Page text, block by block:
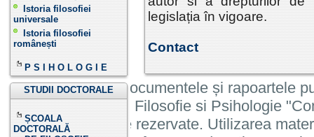
Istoria filosofiei
universale
Istoria filosofiei
românești
P S I H O L O G I E
STUDII DOCTORALE
ȘCOALA
DOCTORALĂ
legislația în vigoare.
Contact
Informatiile, documentele și rapoartele
Institutului de Filosofie si Psihologie
cu toate drepturile rezervate. Utilizarea